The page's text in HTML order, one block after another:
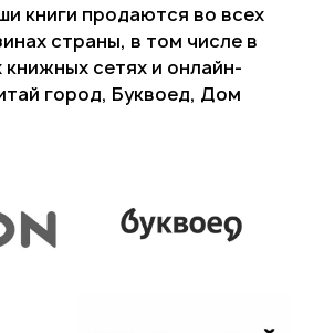
книги продаются во всех
страны, в том числе в
сетях и онлайн-
город, Буквоед, Дом